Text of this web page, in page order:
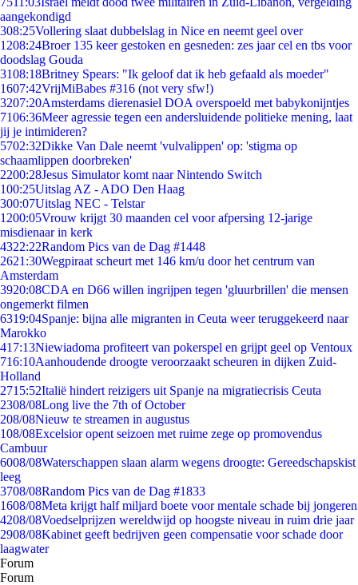
aangekondigd
308:25Vollering slaat dubbelslag in Nice en neemt geel over
1208:24Broer 135 keer gestoken en gesneden: zes jaar cel en tbs voor
doodslag Gouda
3108:18Britney Spears: "Ik geloof dat ik heb gefaald als moeder"
1607:42VrijMiBabes #316 (not very sfw!)
3207:20Amsterdams dierenasiel DOA overspoeld met babykonijntjes
7106:36Meer agressie tegen een andersluidende politieke mening, laat
jij je intimideren?
5702:32Dikke Van Dale neemt 'vulvalippen' op: 'stigma op
schaamlippen doorbreken'
2200:28Jesus Simulator komt naar Nintendo Switch
100:25Uitslag AZ - ADO Den Haag
300:07Uitslag NEC - Telstar
1200:05Vrouw krijgt 30 maanden cel voor afpersing 12-jarige
misdienaar in kerk
4322:22Random Pics van de Dag #1448
2621:30Wegpiraat scheurt met 146 km/u door het centrum van
Amsterdam
3920:08CDA en D66 willen ingrijpen tegen 'gluurbrillen' die mensen
ongemerkt filmen
6319:04Spanje: bijna alle migranten in Ceuta weer teruggekeerd naar
Marokko
417:13Niewiadoma profiteert van pokerspel en grijpt geel op Ventoux
716:10Aanhoudende droogte veroorzaakt scheuren in dijken Zuid-
Holland
2715:52Italië hindert reizigers uit Spanje na migratiecrisis Ceuta
2308/08Long live the 7th of October
208/08Nieuw te streamen in augustus
108/08Excelsior opent seizoen met ruime zege op promovendus
Cambuur
6008/08Waterschappen slaan alarm wegens droogte: Gereedschapskist
leeg
3708/08Random Pics van de Dag #1833
1608/08Meta krijgt half miljard boete voor mentale schade bij jongeren
4208/08Voedselprijzen wereldwijd op hoogste niveau in ruim drie jaar
2908/08Kabinet geeft bedrijven geen compensatie voor schade door
laagwater
Forum
Forum